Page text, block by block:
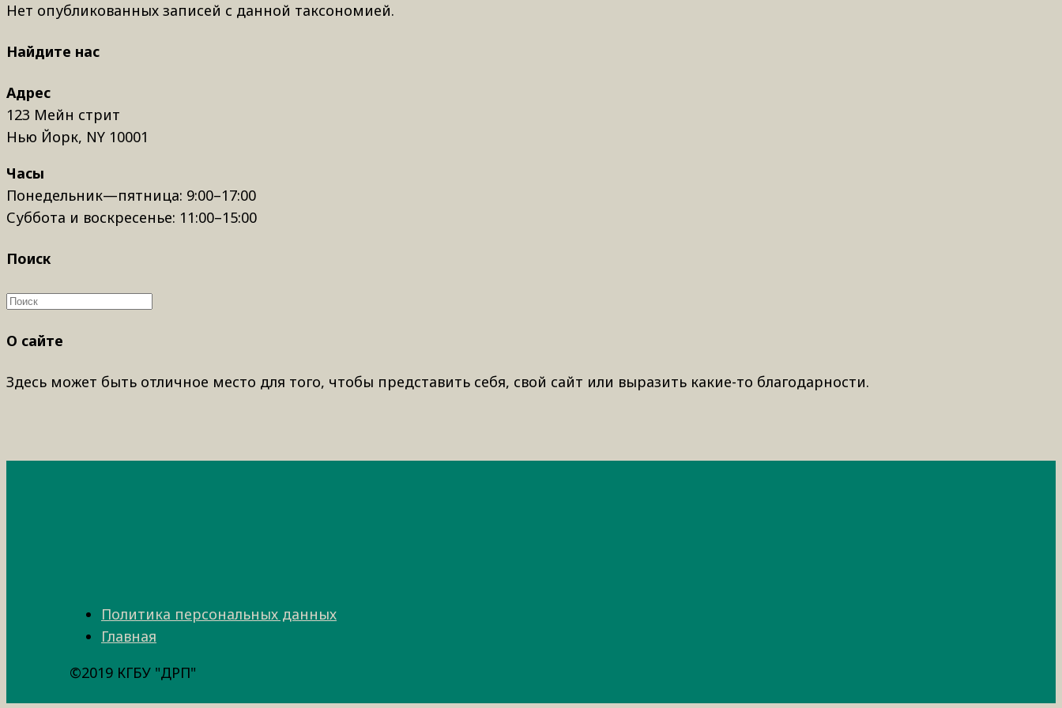
Нет опубликованных записей с данной таксономией.
Найдите нас
Адрес
123 Мейн стрит
Нью Йорк, NY 10001
Часы
Понедельник—пятница: 9:00–17:00
Суббота и воскресенье: 11:00–15:00
Поиск
О сайте
Здесь может быть отличное место для того, чтобы представить себя, свой сайт или выразить какие-то благодарности.
Политика персональных данных
Главная
©2019 КГБУ "ДРП"